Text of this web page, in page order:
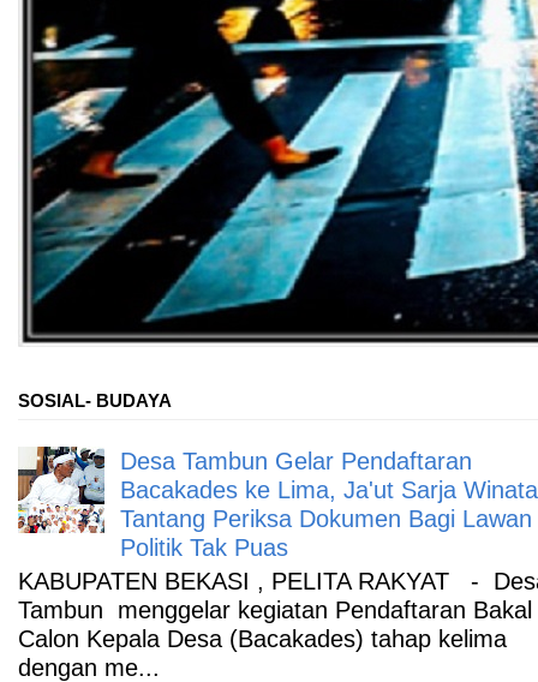
SOSIAL- BUDAYA
Desa Tambun Gelar Pendaftaran
Bacakades ke Lima, Ja'ut Sarja Winata
Tantang Periksa Dokumen Bagi Lawan
Politik Tak Puas
KABUPATEN BEKASI , PELITA RAKYAT -
Tambun menggelar kegiatan Pendaftaran Bakal
Calon Kepala Desa (Bacakades) tahap kelima
dengan me...